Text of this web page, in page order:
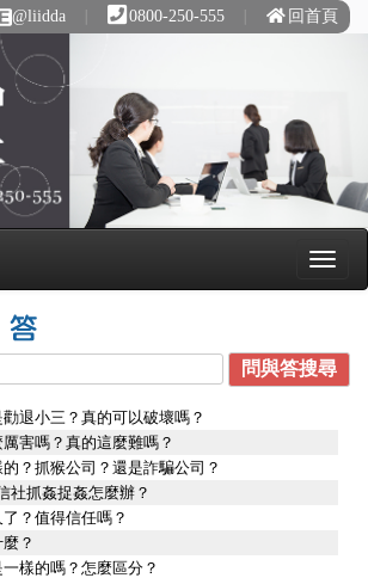
@liidda 0800-250-555 回首頁
退小三？真的可以破壞嗎？
害嗎？真的這麼難嗎？
？抓猴公司？還是詐騙公司？
社抓姦捉姦怎麼辦？
？值得信任嗎？
？
樣的嗎？怎麼區分？